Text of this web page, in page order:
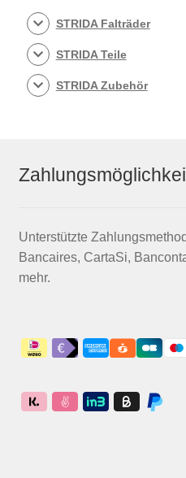
STRIDA Falträder
STRIDA Teile
STRIDA Zubehör
Unterstützte
Bancaires, CartaSi,
mehr.